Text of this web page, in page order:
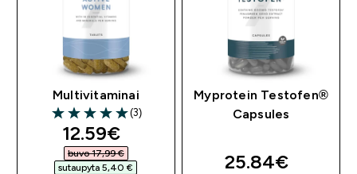
Multivitaminai
5 out of 5 stars
(3)
discounted price
12.59€‎
buvo 17,99 €‎
sutaupyta 5,40 €‎
Myprotein Testofen®
Capsules
25.84€‎